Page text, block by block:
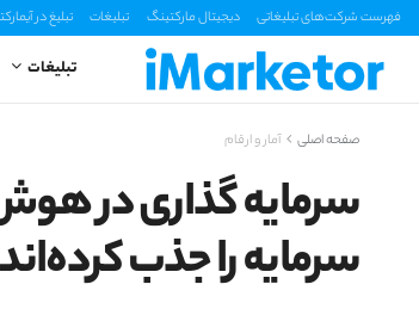
فهرست شرکت‌های تبلیغاتی دیجیتال مارکتینگ تبلیغات تبلیغ در
تبلیغات
صفحه اصلی آمار و ارقام
سرمایه گذاری در
سرمایه را جذب